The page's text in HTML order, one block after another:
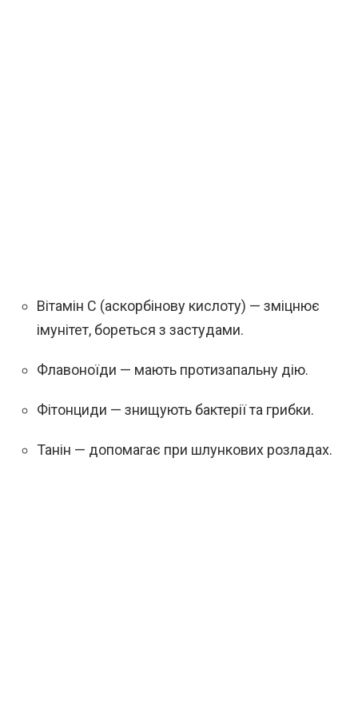
Вітамін С (аскорбінову кислоту) — зміцнює
імунітет, бореться з застудами.
Флавоноїди — мають протизапальну дію.
Фітонциди — знищують бактерії та грибки.
Танін — допомагає при шлункових розладах.